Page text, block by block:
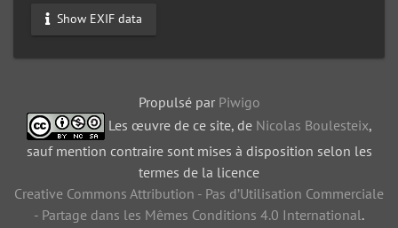
Show EXIF data
Propulsé par Piwigo
Les œuvre de ce site, de Nicolas Boulesteix,
sauf mention contraire sont mises à disposition selon les
termes de la licence
Creative Commons Attribution - Pas d’Utilisation Commerciale
- Partage dans les Mêmes Conditions 4.0 International.